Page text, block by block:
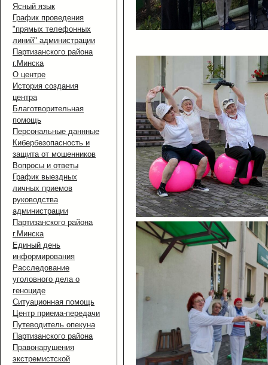
Ясный язык
График проведения
"прямых телефонных
линий" администрации
Партизанского района
г.Минска
О центре
История создания
центра
Благотворительная
помощь
Персональные даннные
Кибербезопасность и
защита от мошенников
Вопросы и ответы
График выездных
личных приемов
руководства
администрации
Партизанского района
г.Минска
Единый день
информирования
Расследование
уголовного дела о
геноциде
Ситуационная помощь
Центр приема-передачи
Путеводитель опекуна
Партизанского района
Правонарушения
экстремистской